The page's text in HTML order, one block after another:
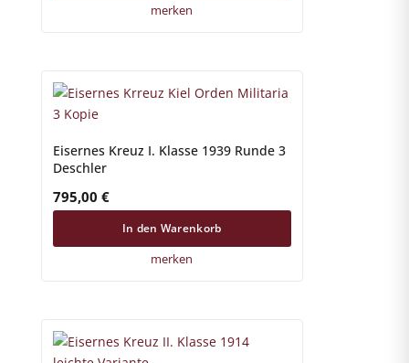
merken
Eisernes Kreuz I. Klasse 1939 Runde 3
Deschler
795,00 €
In den Warenkorb
merken